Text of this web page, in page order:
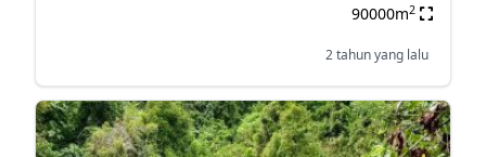
90000m2
2 tahun yang lalu